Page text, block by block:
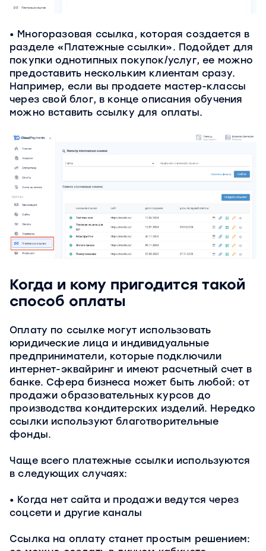
Многоразовая ссылка, которая создается в
разделе «Платежные ссылки». Подойдет для
покупки однотипных покупок/услуг, ее можно
предоставить нескольким клиентам сразу.
Например, если вы продаете мастер-классы
через свой блог, в конце описания обучения
можно вставить ссылку для оплаты.
Когда и кому пригодится такой
способ оплаты
Оплату по ссылке могут использовать
юридические лица и индивидуальные
предприниматели, которые подключили
интернет-эквайринг и имеют расчетный счет в
банке. Сфера бизнеса может быть любой: от
продажи образовательных курсов до
производства кондитерских изделий. Нередко
ссылки используют благотворительные
фонды.
Чаще всего платежные ссылки используются
в следующих случаях:
Когда нет сайта и продажи ведутся через
соцсети и другие каналы
Ссылка на оплату станет простым решением: